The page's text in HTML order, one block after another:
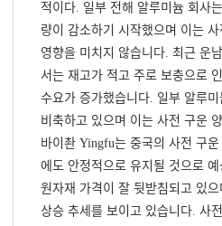
적이다. 일부 전해 알루미늄 회사
량이 감소하기 시작했으며 이는
영향을 미치지 않습니다. 최근 운
서는 재고가 적고 주로 보충으로
수요가 증가했습니다. 일부 알루
비축하고 있으며 이는 사전 구운
바이촨 Yingfu는 중국의 사전 구
에도 안정적으로 유지될 것으로
원자재 가격이 잘 뒷받침되고 있
상승 추세를 보이고 있습니다. 사